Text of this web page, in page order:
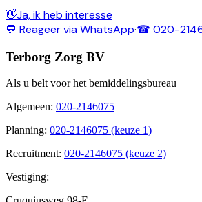
👋Ja, ik heb interesse
💬 Reageer via WhatsApp·☎ 020-
Terborg Zorg BV
Als u belt voor het bemiddelingsbureau
Algemeen: 020-2146075
Planning: 020-2146075 (keuze 1)
Recruitment: 020-2146075 (keuze 2)
Vestiging: